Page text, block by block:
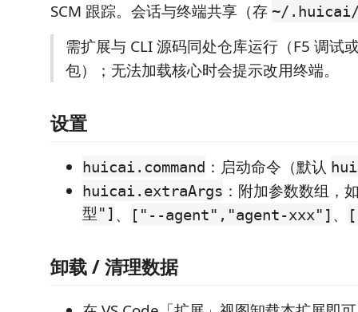
SCM 跟踪。会话与终端共享（存 ~/.huicai/
需扩展与 CLI 源码同处仓库运行（F5 调试
包）；无法加载核心时会提示改用终端。
设置
huicai.command ：启动命令（默认
huicai.extraArgs ：附加参数数组，
型"]、 ["--agent","agent-xxx"] 、
卸载 / 清理数据